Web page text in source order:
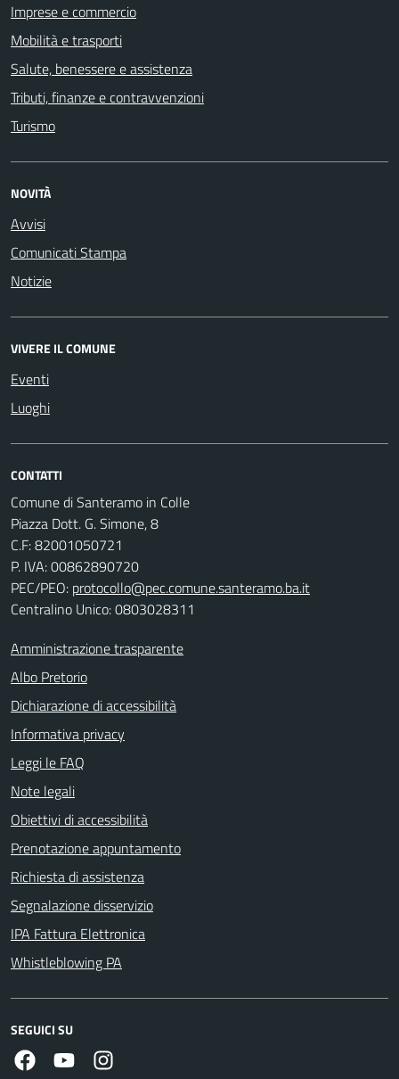
Imprese e commercio
Mobilità e trasporti
Salute, benessere e assistenza
Tributi, finanze e contravvenzioni
Turismo
NOVITÀ
Avvisi
Comunicati Stampa
Notizie
VIVERE IL COMUNE
Eventi
Luoghi
CONTATTI
Comune di Santeramo in Colle
Piazza Dott. G. Simone, 8
C.F:82001050721
P. IVA:00862890720
PEC/PEO: protocollo@pec.comune.santeramo.ba.it
Centralino Unico: 0803028311
Amministrazione trasparente
Albo Pretorio
Dichiarazione di accessibilità
Informativa privacy
Leggi le FAQ
Note legali
Obiettivi di accessibilità
Prenotazione appuntamento
Richiesta di assistenza
Segnalazione disservizio
IPA Fattura Elettronica
Whistleblowing PA
SEGUICI SU
FacebookYoutube